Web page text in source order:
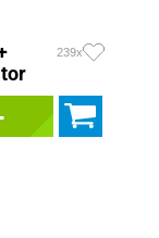
239x